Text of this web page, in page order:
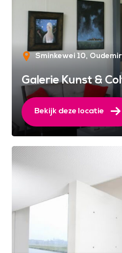
Sminkewei 10
Galerie Kunst &
Bekijk deze locatie